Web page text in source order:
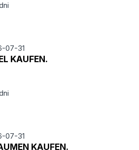
07-31
KAUFEN.
07-31
KAUFEN.